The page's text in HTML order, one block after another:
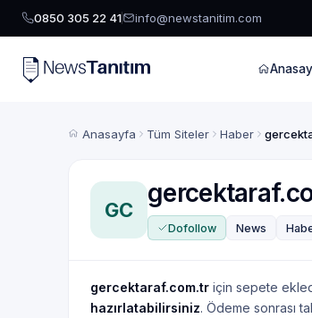
0850 305 22 41 info@newstanitim.com
Anasayfa Tüm Siteler Haber
GC
Dofollow News
gercektaraf.com.tr için sepete
hazırlatabilirsiniz. Ödeme sonrası